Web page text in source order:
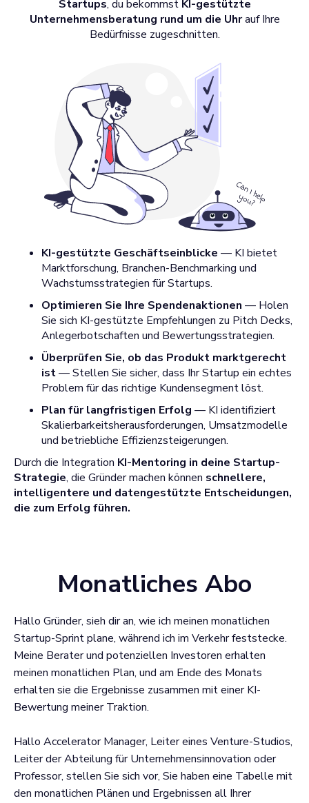
Startups, du bekommst KI-gestützte
Unternehmensberatung rund um die Uhrauf Ihre
Bedürfnisse zugeschnitten.
KI-gestützte Geschäftseinblicke — KI bietet
Marktforschung, Branchen-Benchmarking und
Wachstumsstrategien für Startups.
Optimieren Sie Ihre Spendenaktionen — Holen
Sie sich KI-gestützte Empfehlungen zu Pitch Decks,
Anlegerbotschaften und Bewertungsstrategien.
Überprüfen Sie, ob das Produkt marktgerecht
ist— Stellen Sie sicher, dass Ihr Startup ein echtes
Problem für das richtige Kundensegment löst.
Plan für langfristigen Erfolg — KI identifiziert
Skalierbarkeitsherausforderungen, Umsatzmodelle
und betriebliche Effizienzsteigerungen.
Durch die Integration KI-Mentoring in deine Startup-
Strategie, die Gründer machen können schnellere,
intelligentere und datengestützte Entscheidungen,
die zum Erfolg führen.
Monatliches Abo
Hallo Gründer, sieh dir an, wie ich meinen monatlichen
Startup-Sprint plane, während ich im Verkehr feststecke.
Meine Berater und potenziellen Investoren erhalten
meinen monatlichen Plan, und am Ende des Monats
erhalten sie die Ergebnisse zusammen mit einer KI-
Bewertung meiner Traktion.
Hallo Accelerator Manager, Leiter eines Venture-Studios,
Leiter der Abteilung für Unternehmensinnovation oder
Professor, stellen Sie sich vor, Sie haben eine Tabelle mit
den monatlichen Plänen und Ergebnissen all Ihrer